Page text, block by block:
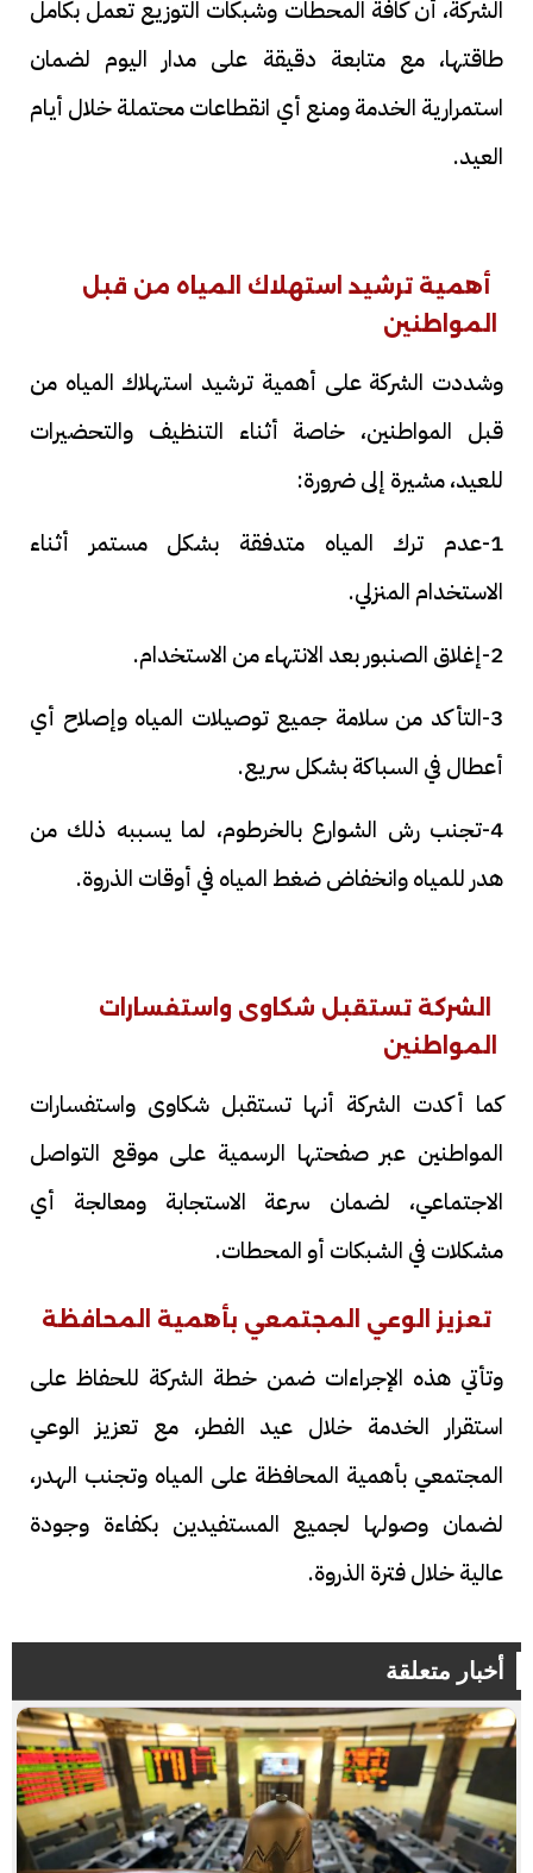
الشركة، أن كافة المحطات وشبكات التوزيع تعمل بكامل
طاقتها، مع متابعة دقيقة على مدار اليوم لضمان
استمرارية الخدمة ومنع أي انقطاعات محتملة خلال أيام
العيد.
أهمية ترشيد استهلاك المياه من قبل
المواطنين
وشددت الشركة على أهمية ترشيد استهلاك المياه من
قبل المواطنين، خاصة أثناء التنظيف والتحضيرات
للعيد، مشيرة إلى ضرورة:
1-عدم ترك المياه متدفقة بشكل مستمر أثناء
الاستخدام المنزلي.
2-إغلاق الصنبور بعد الانتهاء من الاستخدام.
3-التأكد من سلامة جميع توصيلات المياه وإصلاح أي
أعطال في السباكة بشكل سريع.
4-تجنب رش الشوارع بالخرطوم، لما يسببه ذلك من
هدر للمياه وانخفاض ضغط المياه في أوقات الذروة.
الشركة تستقبل شكاوى واستفسارات
المواطنين
كما أكدت الشركة أنها تستقبل شكاوى واستفسارات
المواطنين عبر صفحتها الرسمية على موقع التواصل
الاجتماعي، لضمان سرعة الاستجابة ومعالجة أي
مشكلات في الشبكات أو المحطات.
تعزيز الوعي المجتمعي بأهمية المحافظة
وتأتي هذه الإجراءات ضمن خطة الشركة للحفاظ على
استقرار الخدمة خلال عيد الفطر، مع تعزيز الوعي
المجتمعي بأهمية المحافظة على المياه وتجنب الهدر،
لضمان وصولها لجميع المستفيدين بكفاءة وجودة
عالية خلال فترة الذروة.
أخبار متعلقة